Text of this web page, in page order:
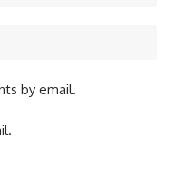
by email.